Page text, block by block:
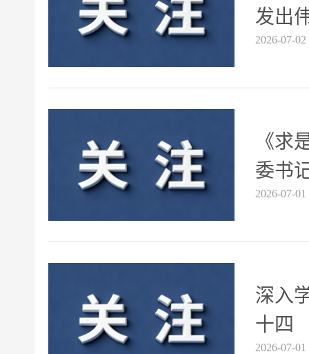
发出
2026-07-02
《求
委书
2026-07-01
深入
十四
2026-07-01